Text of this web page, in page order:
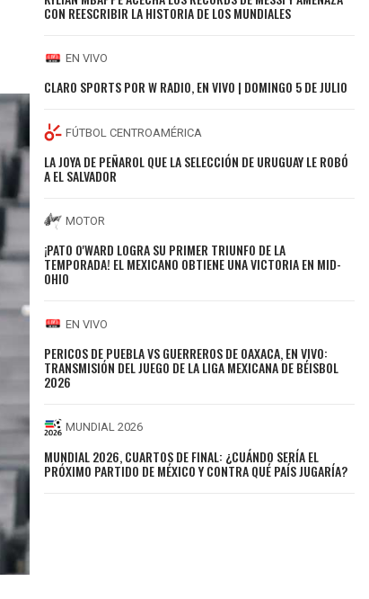
CON REESCRIBIR LA HISTORIA DE LOS MUNDIALES
EN VIVO
CLARO SPORTS POR W RADIO, EN VIVO | DOMINGO 5 DE JULIO
FÚTBOL CENTROAMÉRICA
LA JOYA DE PEÑAROL QUE LA SELECCIÓN DE URUGUAY LE ROBÓ
A EL SALVADOR
MOTOR
¡PATO O'WARD LOGRA SU PRIMER TRIUNFO DE LA
TEMPORADA! EL MEXICANO OBTIENE UNA VICTORIA EN MID-
OHIO
EN VIVO
PERICOS DE PUEBLA VS GUERREROS DE OAXACA, EN VIVO:
TRANSMISIÓN DEL JUEGO DE LA LIGA MEXICANA DE BÉISBOL
2026
MUNDIAL 2026
MUNDIAL 2026, CUARTOS DE FINAL: ¿CUÁNDO SERÍA EL
PRÓXIMO PARTIDO DE MÉXICO Y CONTRA QUÉ PAÍS JUGARÍA?